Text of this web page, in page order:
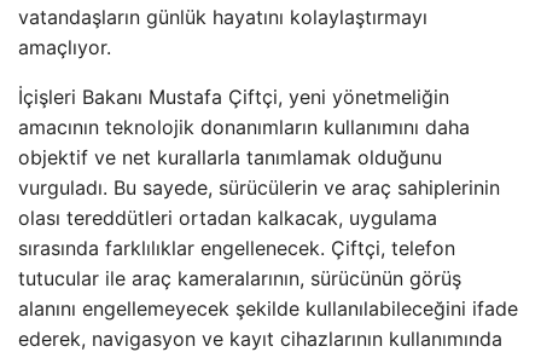
vatandaşların günlük hayatını kolaylaştırmayı
amaçlıyor.
İçişleri Bakanı Mustafa Çiftçi, yeni yönetmeliğin
amacının teknolojik donanımların kullanımını daha
objektif ve net kurallarla tanımlamak olduğunu
vurguladı. Bu sayede, sürücülerin ve araç sahiplerinin
olası tereddütleri ortadan kalkacak, uygulama
sırasında farklılıklar engellenecek. Çiftçi, telefon
tutucular ile araç kameralarının, sürücünün görüş
alanını engellemeyecek şekilde kullanılabileceğini ifade
ederek, navigasyon ve kayıt cihazlarının kullanımında